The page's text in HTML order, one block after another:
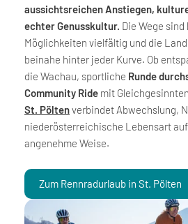
aussichtsreichen Anstiegen,
echter Genusskultur. Die Wege sind
Möglichkeiten vielfältig und die
beinahe hinter jeder Kurve. Ob
die Wachau, sportliche Runde
Community Ride mit
St. Pöltenverbindet Abwechslung,
niederösterreichische Lebensart
angenehme Weise.
Zum Rennradurlaub in St. Pölten